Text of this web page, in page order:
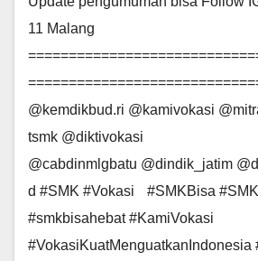
11 Malang
@kemdikbud.ri @kamivokasi
tsmk @diktivokasi
@cabdinmlgbatu @dindik_jatim
d #SMK #Vokasi #SMKBisa
#smkbisahebat #KamiVokasi
#VokasiKuatMenguatkanIndonesia